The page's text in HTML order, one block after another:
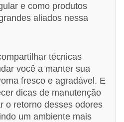
e como produtos
aliados nessa
técnicas
você a manter sua
fresco e agradável. E
dicas de manutenção
o retorno desses odores
um ambiente mais